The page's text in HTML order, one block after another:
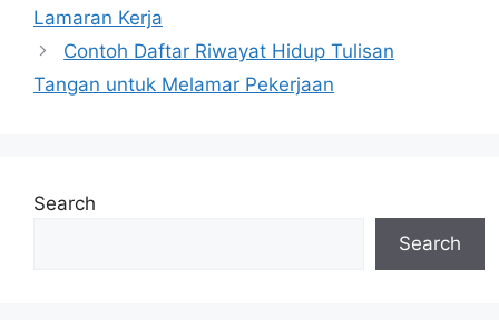
Lamaran Kerja
Contoh Daftar Riwayat Hidup Tulisan
Tangan untuk Melamar Pekerjaan
Search
Search